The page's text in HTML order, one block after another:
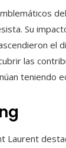
Su
el
las
teniendo
Laurent